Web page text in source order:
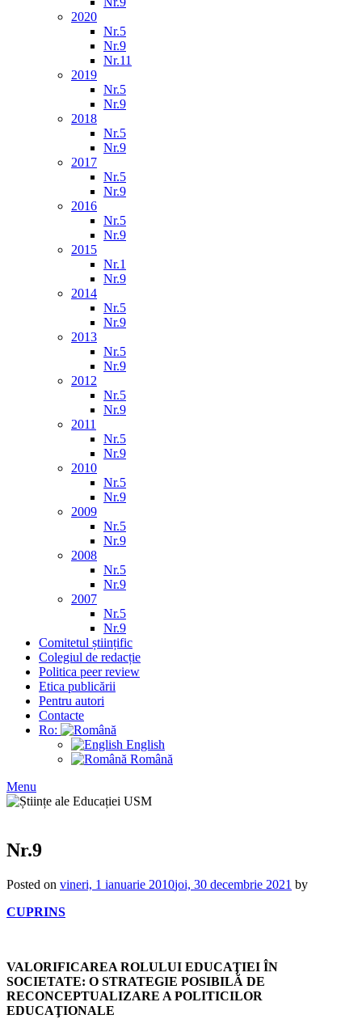
2020
Nr.5
Nr.9
Nr.11
2019
Nr.5
Nr.9
2018
Nr.5
Nr.9
2017
Nr.5
Nr.9
2016
Nr.5
Nr.9
2015
Nr.1
Nr.9
2014
Nr.5
Nr.9
2013
Nr.5
Nr.9
2012
Nr.5
Nr.9
2011
Nr.5
Nr.9
2010
Nr.5
Nr.9
2009
Nr.5
Nr.9
2008
Nr.5
Nr.9
2007
Nr.5
Nr.9
Comitetul științific
Colegiul de redacție
Politica peer review
Etica publicării
Pentru autori
Contacte
Ro:
English
Română
Menu
Nr.9
Posted on vineri, 1 ianuarie 2010joi, 30 decembrie 2021 by
CUPRINS
VALORIFICAREA ROLULUI EDUCAŢIEI ÎN
SOCIETATE: O STRATEGIE POSIBILĂ DE
RECONCEPTUALIZARE A POLITICILOR
EDUCAŢIONALE